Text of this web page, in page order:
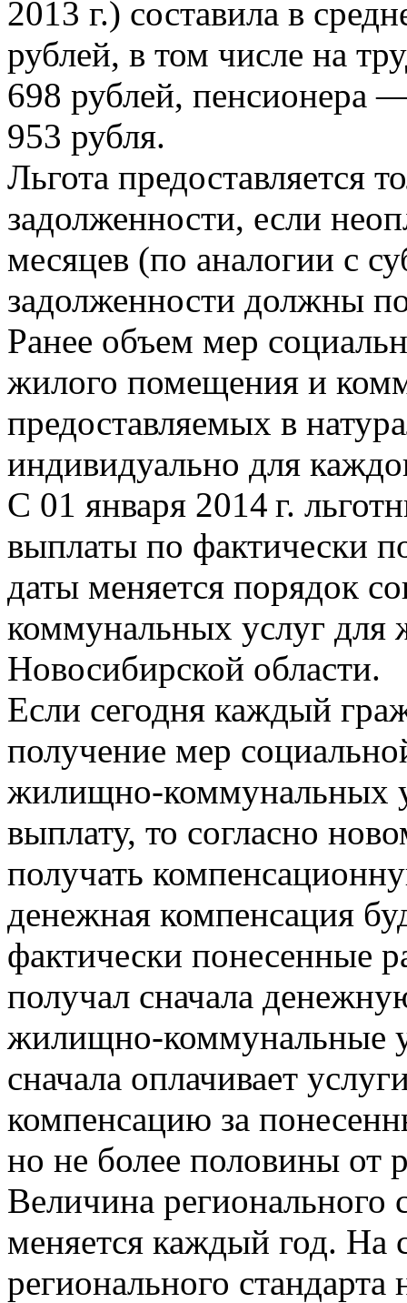
2013 г.) составила в
рублей, в том числе на
698 рублей, пенсионера
953 рубля.
Льгота предоставляется
задолженности, если
месяцев (по аналогии с
задолженности должны
Ранее объем мер
жилого помещения и
предоставляемых в
индивидуально для
С 01 января 2014 г.
выплаты по фактически
даты меняется порядок
коммунальных услуг для
Новосибирской области.
Если сегодня каждый
получение мер
жилищно-коммунальных
выплату, то согласно
получать
денежная компенсация
фактически понесенные
получал сначала
жилищно-коммунальные
сначала оплачивает
компенсацию за
но не более половины от
Величина регионального
меняется каждый год.
регионального стандарта